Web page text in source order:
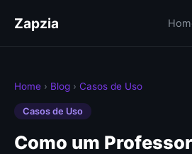
Zapzia
Home › Blog › Casos de Uso
Casos de Uso
Como um